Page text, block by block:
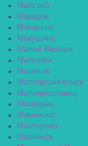
Майский
Макаров
Макарьев
Макушино
Малая Вишера
Малгобек
Малмыж
Малоархангельск
Малоярославец
Мамадыш
Мамоново
Мантурово
Мариинск